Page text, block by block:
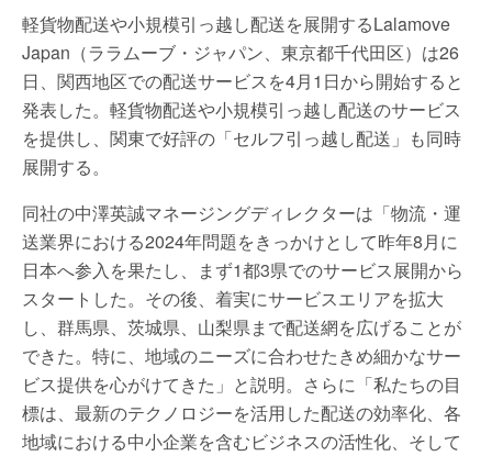
軽貨物配送や小規模引っ越し配送を展開するLalamove
Japan（ララムーブ・ジャパン、東京都千代田区）は26
日、関西地区での配送サービスを4月1日から開始すると
発表した。軽貨物配送や小規模引っ越し配送のサービス
を提供し、関東で好評の「セルフ引っ越し配送」も同時
展開する。
同社の中澤英誠マネージングディレクターは「物流・運
送業界における2024年問題をきっかけとして昨年8月に
日本へ参入を果たし、まず1都3県でのサービス展開から
スタートした。その後、着実にサービスエリアを拡大
し、群馬県、茨城県、山梨県まで配送網を広げることが
できた。特に、地域のニーズに合わせたきめ細かなサー
ビス提供を心がけてきた」と説明。さらに「私たちの目
標は、最新のテクノロジーを活用した配送の効率化、各
地域における中小企業を含むビジネスの活性化、そして